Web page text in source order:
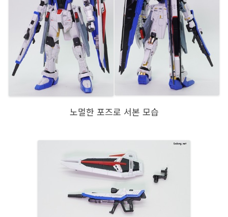
노멀한 포즈로 서본 모습